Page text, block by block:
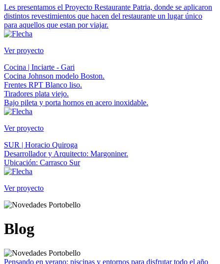
Les presentamos el Proyecto Restaurante Patria, donde se aplicaron
distintos revestimientos que hacen del restaurante un lugar único
para aquellos que estan por viajar.
Ver proyecto
Cocina | Inciarte - Gari
Cocina Johnson modelo Boston.
Frentes RPT Blanco liso.
Tiradores plata viejo.
Bajo pileta y porta hornos en acero inoxidable.
Ver proyecto
SUR | Horacio Quiroga
Desarrollador y Arquitecto: Margoniner.
Ubicación: Carrasco Sur
Ver proyecto
Blog
Pensando en verano: piscinas y entornos para disfrutar todo el año